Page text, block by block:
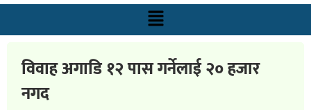
विवाह अगाडि १२ पास गर्नेलाई २० हजार
नगद